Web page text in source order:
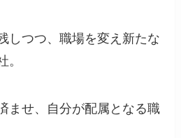
しつつ、職場を変え新たな
。
ませ、自分が配属となる職